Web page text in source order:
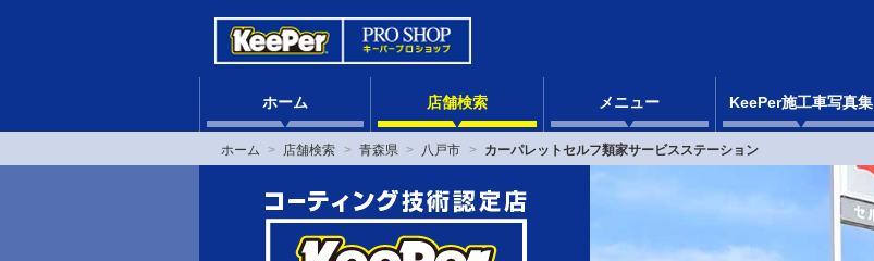
ホーム 店舗検索 メニュー KeePer施工車写真集
ホーム 店舗検索 青森県 八戸市 カーパレットセルフ類家サービスステーション